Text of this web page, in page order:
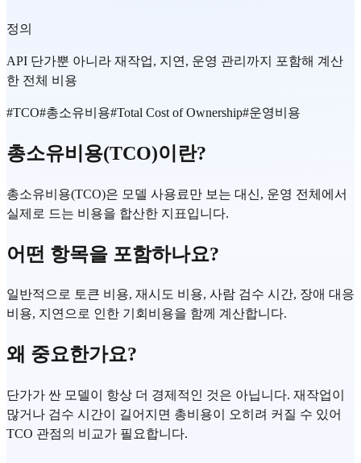
정의
API 단가뿐 아니라 재작업, 지연, 운영 관리까지 포함해 계산
한 전체 비용
#TCO#총소유비용#Total Cost of Ownership#운영비용
총소유비용(TCO)이란?
총소유비용(TCO)은 모델 사용료만 보는 대신, 운영 전체에서
실제로 드는 비용을 합산한 지표입니다.
어떤 항목을 포함하나요?
일반적으로 토큰 비용, 재시도 비용, 사람 검수 시간, 장애 대응
비용, 지연으로 인한 기회비용을 함께 계산합니다.
왜 중요한가요?
단가가 싼 모델이 항상 더 경제적인 것은 아닙니다. 재작업이
많거나 검수 시간이 길어지면 총비용이 오히려 커질 수 있어
TCO 관점의 비교가 필요합니다.